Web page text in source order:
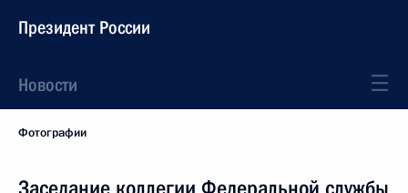
Президент России
Новости
Фотографии